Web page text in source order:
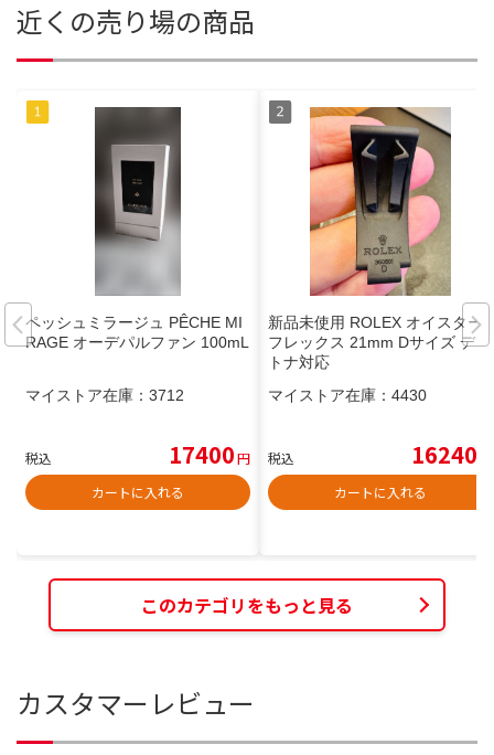
近くの売り場の商品
ペッシュミラージュ PÊCHE MI
RAGE オーデパルファン 100mL
マイストア在庫： 3712
税込 17400円
カートに入れる
新品未使用 ROLEX オイスター
フレックス 21mm Dサイズ デイ
トナ対応
マイストア在庫： 4430
税込 16240
カートに入れる
このカテゴリをもっと見る
カスタマーレビュー